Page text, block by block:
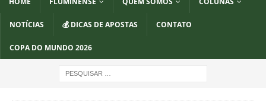
NOTÍCIAS 💰 DICAS DE APOSTAS CONTATO
COPA DO MUNDO 2026